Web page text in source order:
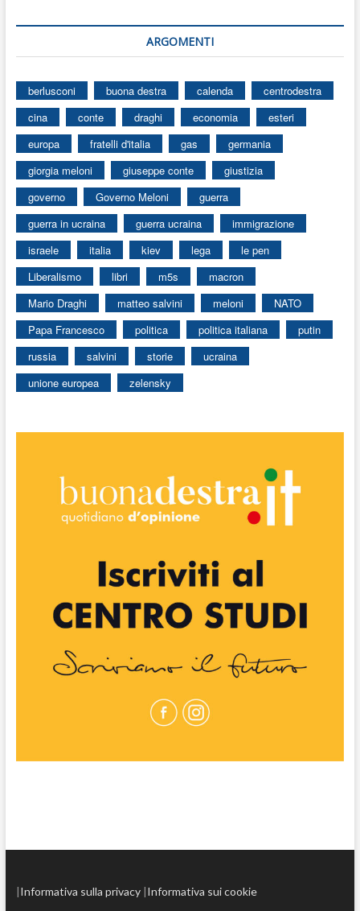
ARGOMENTI
berlusconi buona destra calenda
centrodestra
cina
conte draghi economia
esteri
europa
fratelli d'italia gas
germania
giorgia meloni
giuseppe conte
giustizia
governo
Governo Meloni
guerra
guerra in ucraina
guerra ucraina
immigrazione
israele
italia kiev lega
le pen
Liberalismo
libri m5s
macron
Mario Draghi
matteo salvini meloni
NATO
Papa Francesco
politica politica italiana
putin
russia
salvini storie
ucraina
unione europea
zelensky
|Informativa sulla privacy|Informativa sui cookie